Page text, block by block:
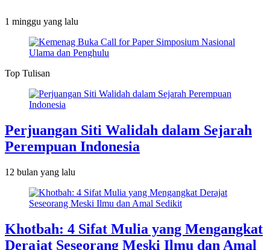
1 minggu yang lalu
Top Tulisan
Perjuangan Siti Walidah dalam Sejarah
Perempuan Indonesia
12 bulan yang lalu
Khotbah: 4 Sifat Mulia yang Mengangkat
Derajat Seseorang Meski Ilmu dan Amal